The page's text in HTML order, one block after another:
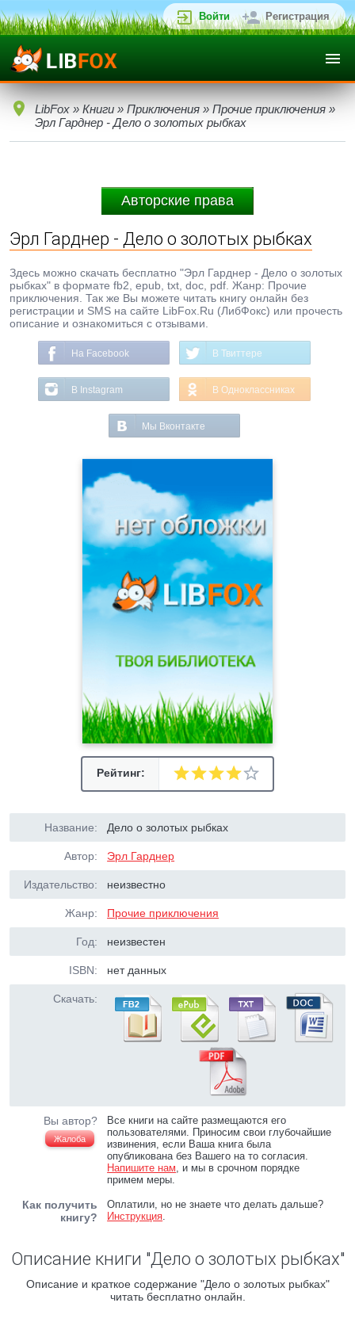
Войти Регистрация
LibFox » Книги » Приключения » Прочие приключения »
Эрл Гарднер - Дело о золотых рыбках
Авторские права
Эрл Гарднер - Дело о золотых рыбках
Здесь можно скачать бесплатно "Эрл Гарднер - Дело о золотых
рыбках" в формате fb2, epub, txt, doc, pdf. Жанр: Прочие
приключения. Так же Вы можете читать книгу онлайн без
регистрации и SMS на сайте LibFox.Ru (ЛибФокс) или прочесть
описание и ознакомиться с отзывами.
На Facebook В Твиттере
В Instagram В Одноклассниках
Мы Вконтакте
Рейтинг:
Название: Дело о золотых рыбках
Автор: Эрл Гарднер
Издательство: неизвестно
Жанр: Прочие приключения
Год: неизвестен
ISBN: нет данных
Скачать:
Вы автор?
Жалоба
Все книги на сайте размещаются его
пользователями. Приносим свои глубочайшие
извинения, если Ваша книга была
опубликована без Вашего на то согласия.
Напишите нам, и мы в срочном порядке
примем меры.
Как получить
книгу?
Оплатили, но не знаете что делать дальше?
Инструкция.
Описание книги "Дело о золотых рыбках"
Описание и краткое содержание "Дело о золотых рыбках"
читать бесплатно онлайн.